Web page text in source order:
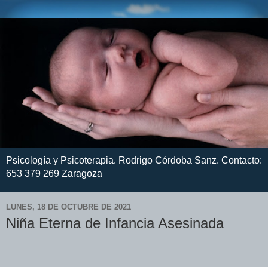
Psicología y Psicoterapia. Rodrigo Córdoba Sanz. Contacto:
653 379 269 Zaragoza
LUNES, 18 DE OCTUBRE DE 2021
Niña Eterna de Infancia Asesinada